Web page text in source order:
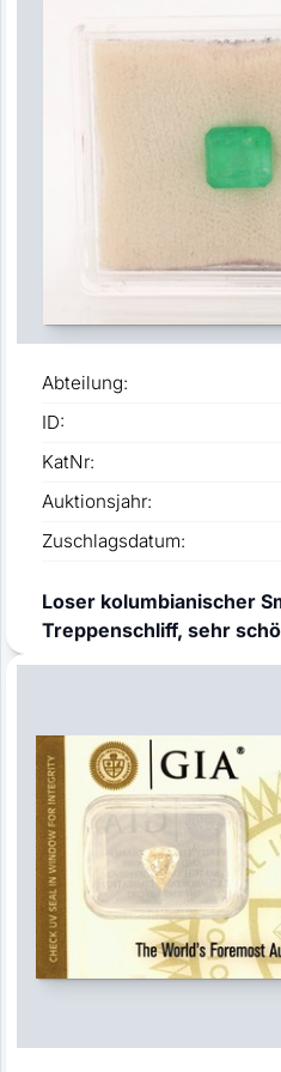
Abteilung:
ID:
KatNr:
Auktionsjahr:
Zuschlagsdatum:
Loser kolumbianischer
Treppenschliff, sehr